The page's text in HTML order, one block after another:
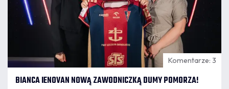
Komentarze: 3
BIANCA IENOVAN NOWĄ ZAWODNICZKĄ DUMY POMORZA!